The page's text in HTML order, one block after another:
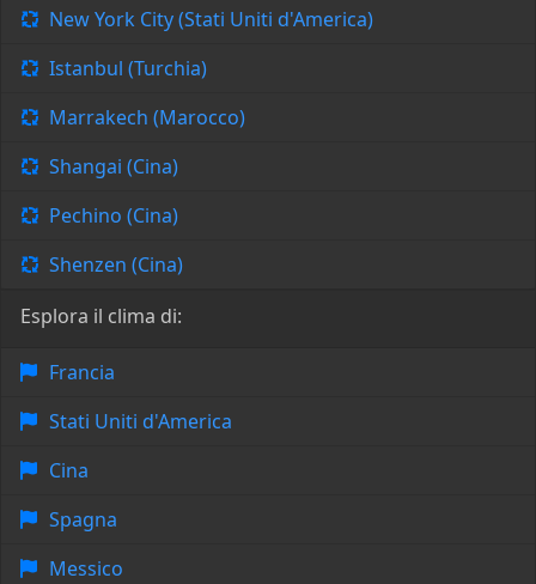
New York City (Stati Uniti d'America)
Istanbul (Turchia)
Marrakech (Marocco)
Shangai (Cina)
Pechino (Cina)
Shenzen (Cina)
Esplora il clima di:
Francia
Stati Uniti d'America
Cina
Spagna
Messico